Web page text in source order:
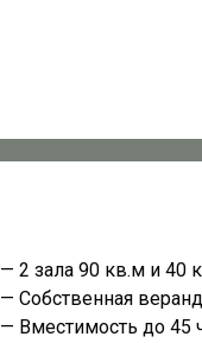
— 2 зала 90 кв.м и 40
— Собственная
— Вместимость до 45